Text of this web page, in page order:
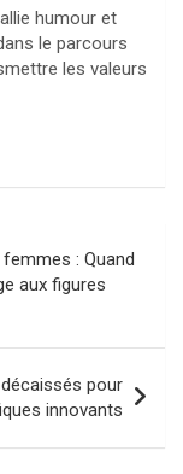
humour et
le parcours
les valeurs
: Quand
aux figures
pour
innovants